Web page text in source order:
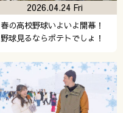
春の高校野球いよいよ開幕！
野球見るならポテトでしょ！
2026.04.24 Fri